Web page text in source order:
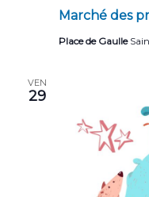
Marché des
Place de Gaulle
VEN
29